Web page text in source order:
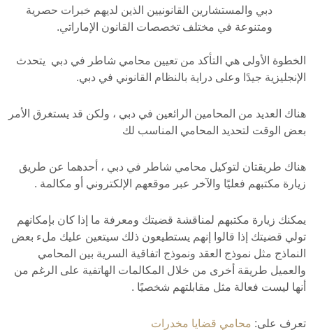
دبي والمستشارين القانونيين الذين لديهم خبرات حصرية
ومتنوعة في مختلف تخصصات القانون الإماراتي.
الخطوة الأولى هي التأكد من تعيين محامي شاطر في دبي يتحدث
الإنجليزية جيدًا وعلى دراية بالنظام القانوني في دبي.
هناك العديد من المحامين الرائعين في دبي ، ولكن قد يستغرق الأمر
بعض الوقت لتحديد المحامي المناسب لك
هناك طريقتان لتوكيل محامي شاطر في دبي ، أحدهما عن طريق
زيارة مكتبهم فعليًا والآخر عبر موقعهم الإلكتروني أو مكالمة .
يمكنك زيارة مكتبهم لمناقشة قضيتك ومعرفة ما إذا كان بإمكانهم
تولي قضيتك إذا قالوا إنهم يستطيعون ذلك سيتعين عليك ملء بعض
النماذج مثل نموذج العقد ونموذج اتفاقية السرية بين المحامي
والعميل طريقة أخرى من خلال المكالمات الهاتفية على الرغم من
أنها ليست فعالة مثل مقابلتهم شخصيًا .
تعرف على: محامي قضايا مخدرات